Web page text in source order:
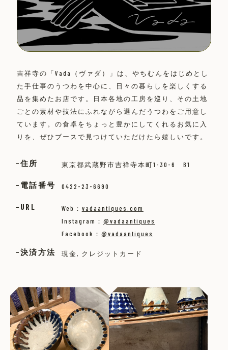
吉祥寺の「Vada（ヴァダ）」は、やちむんをはじめとし
た手仕事のうつわを中心に、日々の暮らしを楽しくする
品を集めたお店です。日本各地の工房を巡り、その土地
ごとの素材や技法にふれながら選んだうつわをご用意し
ています。の食卓をちょっと豊かにしてくれるお気に入
りを、ぜひブースで見つけていただけたら嬉しいです。
住所 東京都武蔵野市吉祥寺本町1-30-6 B1
電話番号 0422-23-6690
URL Web： vadaantiques.com
Instagram： @vadaantiques
Facebook： @vadaantiques
決済方法 現金, クレジットカード